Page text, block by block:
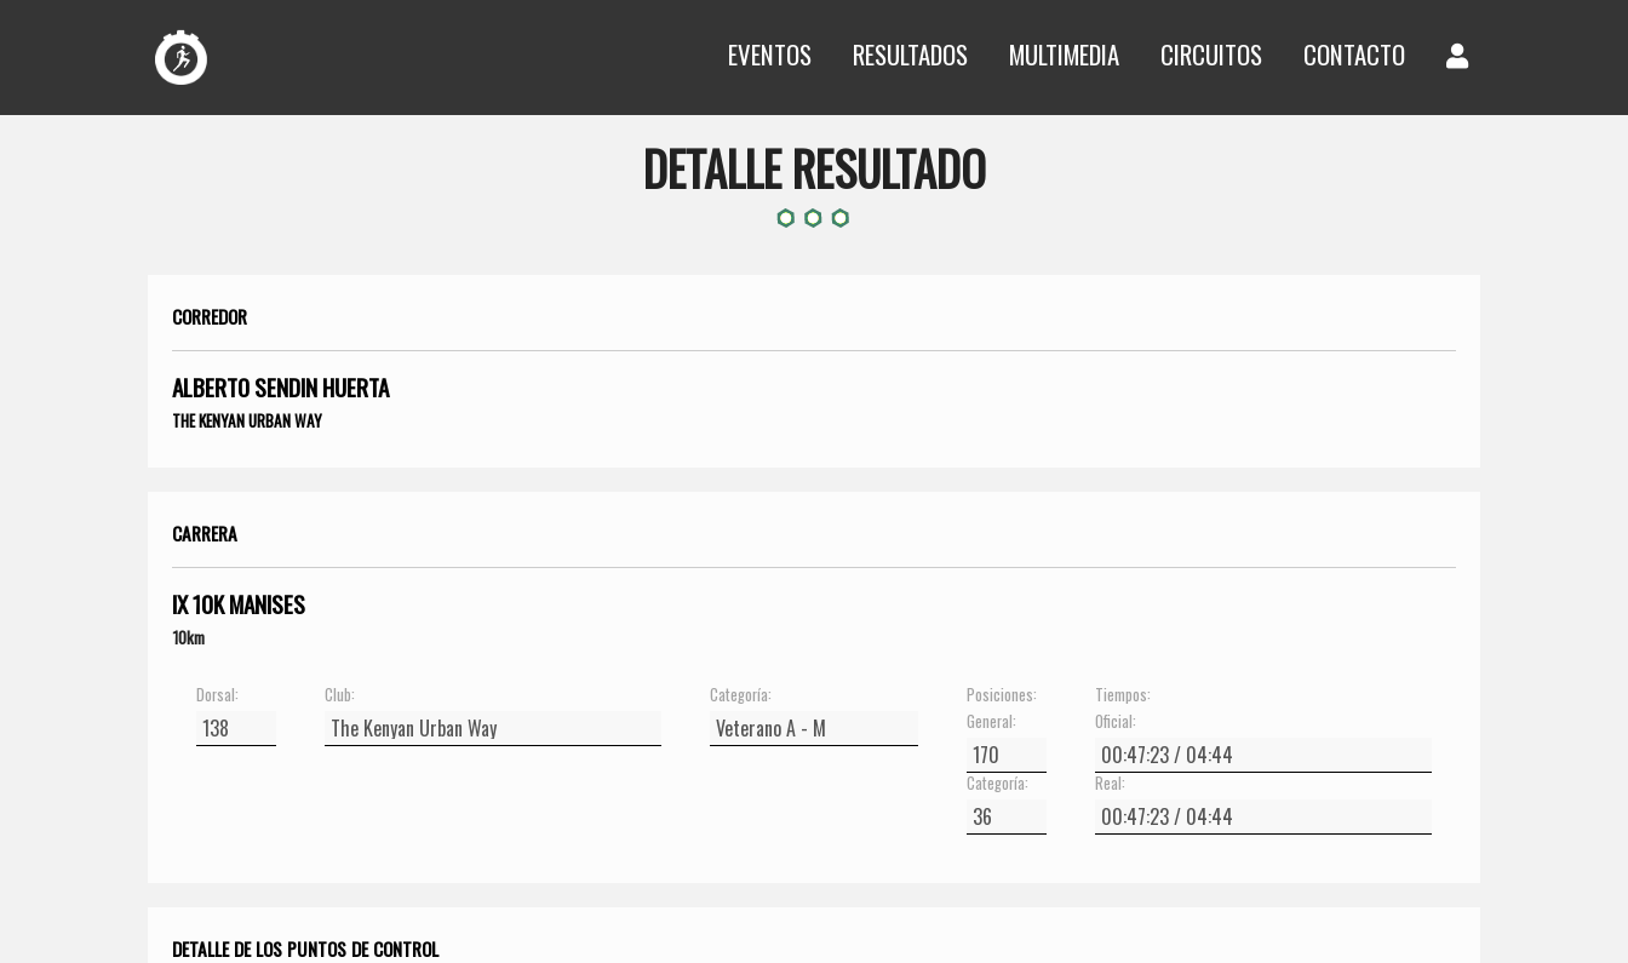
EVENTOS RESULTADOS MULTIMEDIA CIRCUITOS CONTACTO
DETALLE RESULTADO
CORREDOR
ALBERTO SENDIN HUERTA
THE KENYAN URBAN WAY
CARRERA
IX 10K MANISES
10km
Dorsal: Club: Categoría:
Posiciones:
General:
Categoría:
Tiempos:
Oficial:
Real:
DETALLE DE LOS PUNTOS DE CONTROL